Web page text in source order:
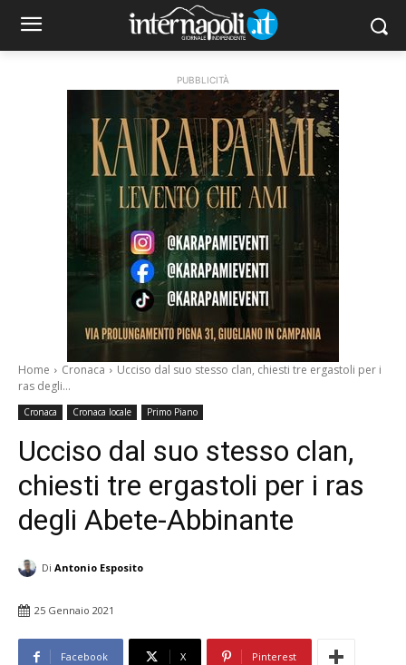
PUBBLICITÀ
Home Cronaca
Ucciso dal suo stesso clan, chiesti tre ergastoli per i
ras degli...
Cronaca Cronaca locale Primo Piano
Ucciso dal suo stesso clan,
chiesti tre ergastoli per i ras
degli Abete-Abbinante
Di Antonio Esposito
25 Gennaio 2021
Facebook X Pinterest